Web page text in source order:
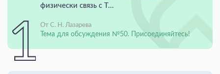
физически связь с Т...
От С. Н. Лазарева
Тема для обсуждения №50. Присоединяйтесь!